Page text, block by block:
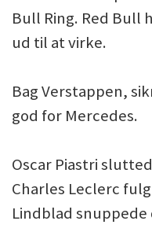
Bull Ring. Red Bull
ud til at virke.
Bag Verstappen,
god for Mercedes.
Oscar Piastri
Charles Leclerc
Lindblad